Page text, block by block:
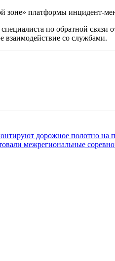
зоне» платформы инцидент-
по обратной связи
взаимодействие со службами.
дорожное полотно на
межрегиональные